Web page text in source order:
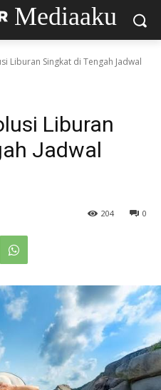
Mediaaku
Liburan Singkat di Tengah Jadwal
Liburan
Jadwal
0
204